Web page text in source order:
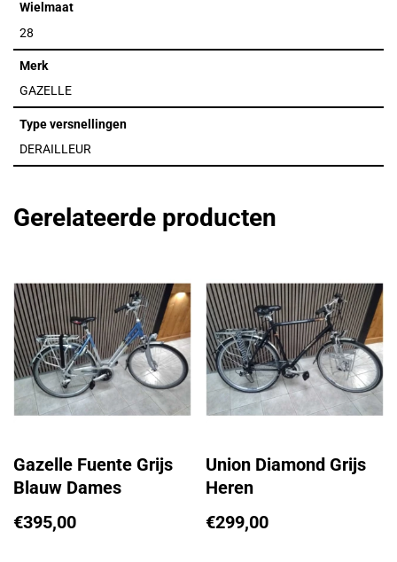
Wielmaat
28
Merk
GAZELLE
Type versnellingen
DERAILLEUR
Gerelateerde producten
Gazelle Fuente Grijs
Blauw Dames
€395,00
Union Diamond Grijs
Heren
€299,00